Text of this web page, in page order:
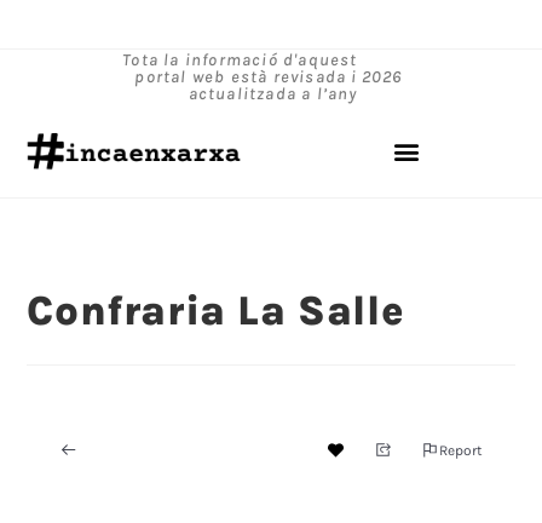
Tota la informació d'aquest
portal web està revisada i
actualitzada a l’any
2026
Confraria La Salle
Report